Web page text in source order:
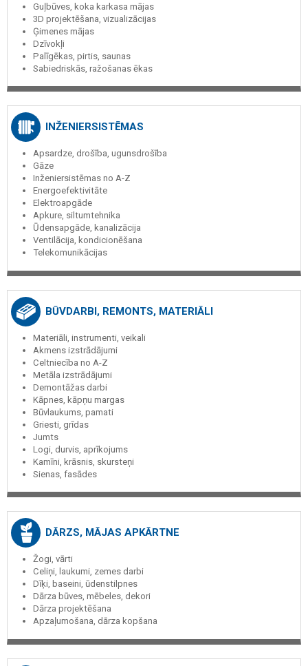
Guļbūves, koka karkasa mājas
3D projektēšana, vizualizācijas
Ģimenes mājas
Dzīvokļi
Palīgēkas, pirtis, saunas
Sabiedriskās, ražošanas ēkas
INŽENIERSISTĒMAS
Apsardze, drošība, ugunsdrošība
Gāze
Inženiersistēmas no A-Z
Energoefektivitāte
Elektroapgāde
Apkure, siltumtehnika
Ūdensapgāde, kanalizācija
Ventilācija, kondicionēšana
Telekomunikācijas
BŪVDARBI, REMONTS, MATERIĀLI
Materiāli, instrumenti, veikali
Akmens izstrādājumi
Celtniecība no A-Z
Metāla izstrādājumi
Demontāžas darbi
Kāpnes, kāpņu margas
Būvlaukums, pamati
Griesti, grīdas
Jumts
Logi, durvis, aprīkojums
Kamīni, krāsnis, skursteņi
Sienas, fasādes
DĀRZS, MĀJAS APKĀRTNE
Žogi, vārti
Celiņi, laukumi, zemes darbi
Dīķi, baseini, ūdenstilpnes
Dārza būves, mēbeles, dekori
Dārza projektēšana
Apzaļumošana, dārza kopšana